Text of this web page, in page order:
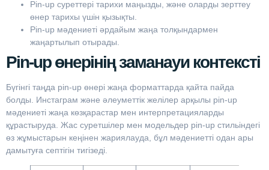
Pin-up суреттері тарихи маңызды, және оларды зерттеу
өнер тарихы үшін қызықты.
Pin-up мәдениеті әрдайым жаңа толқындармен
жаңартылып отырады.
Pin-up өнерінің заманауи контексті
Бүгінгі таңда pin-up өнері жаңа форматтарда қайта пайда
болды. Инстаграм және әлеуметтік желілер арқылы pin-up
мәдениеті жаңа көзқарастар мен интерпретацияларды
құрастыруда. Жас суретшілер мен модельдер pin-up стильіндегі
өз жұмыстарын кеңінен жариялауда, бұл мәдениетті одан ары
дамытуға септігін тигізеді.